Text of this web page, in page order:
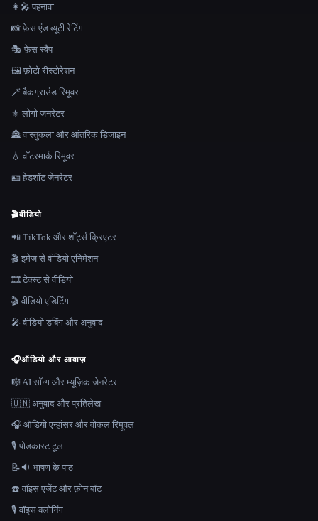
👩‍🎤 पहनावा
📸 फ़ेस एंड ब्यूटी रेटिंग
🎭 फ़ेस स्वैप
🖼️ फ़ोटो रीस्टोरेशन
🪄 बैकग्राउंड रिमूवर
⚜️ लोगो जनरेटर
🏯 वास्तुकला और आंतरिक डिजाइन
💧 वॉटरमार्क रिमूवर
🪪 हेडशॉट जेनरेटर
🎬वीडियो
📲 TikTok और शॉर्ट्स क्रिएटर
🎬 इमेज से वीडियो एनिमेशन
🎞️ टेक्स्ट से वीडियो
🎬 वीडियो एडिटिंग
🎤 वीडियो डबिंग और अनुवाद
🎧ऑडियो और आवाज़
🎼 AI सॉन्ग और म्यूज़िक जेनरेटर
🇺🇳 अनुवाद और प्रतिलेख
🎧 ऑडियो एन्हांसर और वोकल रिमूवल
🎙️ पोडकास्ट टूल
📝🔉 भाषण के पाठ
☎️ वॉइस एजेंट और फ़ोन बॉट
🎙️ वॉइस क्लोनिंग